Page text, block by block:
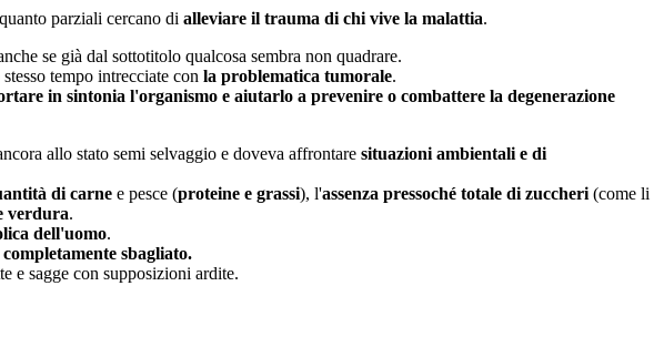
parziali cercano di alleviare il trauma di chi vive la malattia.
se già dal sottotitolo qualcosa sembra non quadrare.
tempo intrecciate con la problematica tumorale.
in sintonia l'organismo e aiutarlo a prevenire o combattere la degenerazione
allo stato semi selvaggio e doveva affrontare situazioni ambientali e di
di carne e pesce (proteine e grassi), l'assenza pressoché totale di zuccheri (come li
verdura.
dell'uomo.
sbagliato.
e sagge con supposizioni ardite.